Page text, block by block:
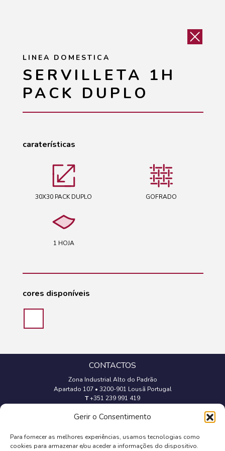
Gerir o Consentimento
Para fornecer as melhores experiências, usamos tecnologias como
cookies para armazenar e/ou aceder a informações do dispositivo.
LINEA DOMESTICA
SERVILLETA 1H
PACK DUPLO
caraterísticas
30X30 PACK DUPLO GOFRADO
1 HOJA
cores disponíveis
CONTACTOS
Zona Industrial Alto do Padrão
Apartado 107 • 3200-901 Lousã Portugal
T+351 239 991 419
(Chamada para a rede fixa nacional)
geral@trevipapel.com